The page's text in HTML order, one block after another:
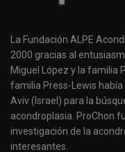
La Fundación ALPE
2000 gracias al
Miguel López y la familia
familia Press-Lewis
Aviv (Israel) para la
acondroplasia. ProChon
investigación de la
interesantes.